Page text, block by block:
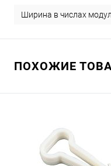
Ширина в числах
ПОХОЖИЕ